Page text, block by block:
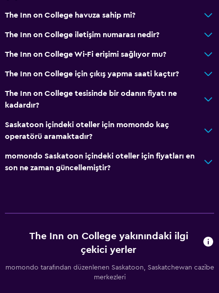
The Inn on College havuza sahip mi?
The Inn on College iletişim numarası nedir?
The Inn on College Wi-Fi erişimi sağlıyor mu?
The Inn on College için çıkış yapma saati kaçtır?
The Inn on College tesisinde bir odanın fiyatı ne
kadardır?
Saskatoon içindeki oteller için momondo kaç
operatörü aramaktadır?
momondo Saskatoon içindeki oteller için fiyatları en
son ne zaman güncellemiştir?
The Inn on College yakınındaki ilgi
çekici yerler
momondo tarafından düzenlenen Saskatoon, Saskatchewan cazibe
merkezleri